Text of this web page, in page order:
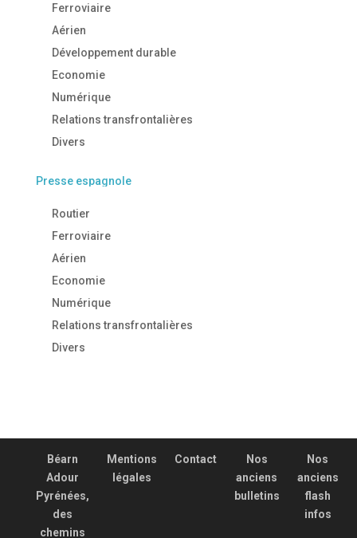
Ferroviaire
Aérien
Développement durable
Economie
Numérique
Relations transfrontalières
Divers
Presse espagnole
Routier
Ferroviaire
Aérien
Economie
Numérique
Relations transfrontalières
Divers
Béarn
Adour
Pyrénées,
des
chemins
Mentions
légales
Contact
Nos
anciens
bulletins
Nos
anciens
flash
infos